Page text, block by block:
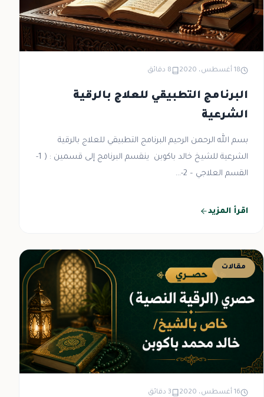
18 أغسطس، 2020 8 دقائق
البرنامج التطبيقي للعلاج بالرقية
الشرعية
بسم الله الرحمن الرحيم البرنامج التطبيقي للعلاج بالرقية
الشرعية للشيخ خالد باكوبن ينقسم البرنامج إلى قسمين : ( 1-
القسم العلاجي – 2-...
اقرأ المزيد
مقالات
16 أغسطس، 2020 3 دقائق